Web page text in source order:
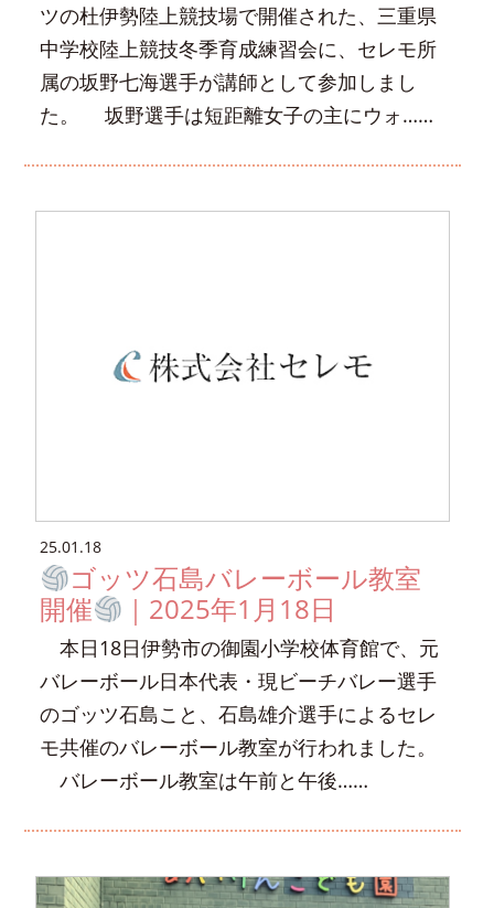
ツの杜伊勢陸上競技場で開催された、三重県
中学校陸上競技冬季育成練習会に、セレモ所
属の坂野七海選手が講師として参加しまし
た。 坂野選手は短距離女子の主にウォ……
25.01.18
ゴッツ石島バレーボール教室
開催
｜2025年1月18日
本日18日伊勢市の御園小学校体育館で、元
バレーボール日本代表・現ビーチバレー選手
のゴッツ石島こと、石島雄介選手によるセレ
モ共催のバレーボール教室が行われました。
バレーボール教室は午前と午後……